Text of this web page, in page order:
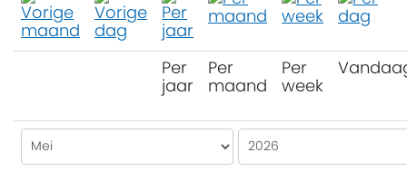
Per
jaar
Per
maand
Per
week